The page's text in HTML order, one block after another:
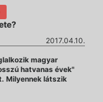
2017.04.10.
magyar
hatvanas évek"
Milyennek látszik